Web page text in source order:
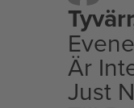
Är
Just